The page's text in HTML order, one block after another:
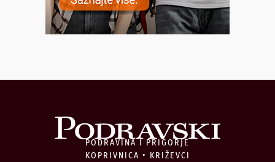
PODRAVINA I PRIGORJE
KOPRIVNICA • KRIŽEVCI